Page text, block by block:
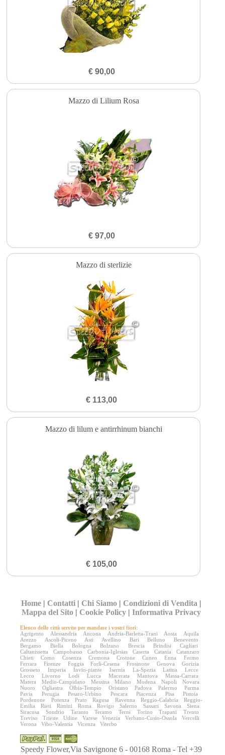
€ 90,00
Mazzo di Lilium Rosa
€ 97,00
Mazzo di sterlizie
€ 113,00
Mazzo di lilum e antirrhinum bianchi
€ 105,00
Home | Contatti | Chi Siamo | Condizioni di Vendita |
Mappa del Sito | Cookie Policy |Informativa Privacy
Elenco delle città servite per mandare i vostri fiori:
Agrigento
Alessandria Ancona Andria-Barletta-Trani Aosta
Aquila
Arezzo
Ascoli-Piceno Asti Avellino Bari Belluno
Benevento
Bergamo
Biella Bologna Bolzano Brescia Brindisi
Cagliari
Caltanissetta
Campobasso Carbonia-Iglesias Caserta Catania
Catanzaro
Chieti
Como Cosenza Cremona Crotone Cuneo Enna
Fermo
Ferrara
Firenze Foggia Forlì-Cesena Frosinone Genova
Gorizia
Grosseto
Imperia Invio-piante Isernia La-Spezia Latina
Lecce
Lecco
Livorno Lodi Lucca Macerata Mantova
Massa-Carrara
Matera
Medio-Campidano Messina Milano Modena Napoli
Novara
Nuoro
Ogliastra Olbia-Tempio Oristano Padova Palermo
Parma
Pavia
Perugia Pesaro-Urbino Pescara Piacenza Pisa
Pistoia
Pordenone
Potenza Prato Ragusa Ravenna Reggio-Calabria
Reggio-
Emilia
Rieti Rimini Roma Rovigo Salerno Sassari Savona
Siena
Siracusa
Sondrio Taranto Teramo Terni Torino Trapani
Trento
Treviso
Trieste Udine Varese Venezia Verbano-Cusio-Ossola
Vercelli
Verona
Vibo-Valentia Vicenza Viterbo
Speedy Flower,Via Savignone 6 - 00168 Roma - Tel +39